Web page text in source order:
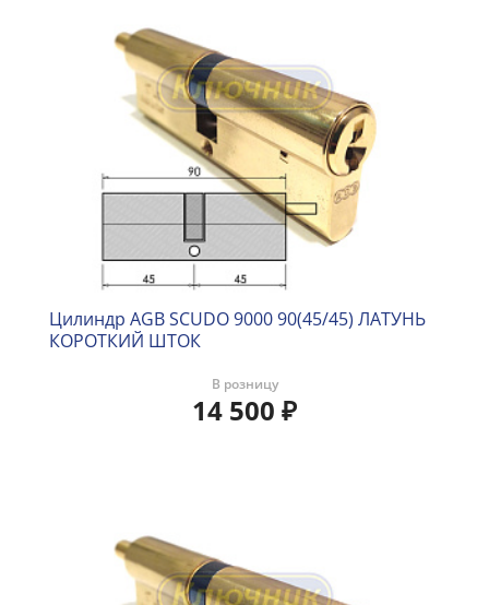
Цилиндр AGB SCUDO 9000 90(45/45) ЛАТУНЬ
КОРОТКИЙ ШТОК
В розницу
14 500 ₽